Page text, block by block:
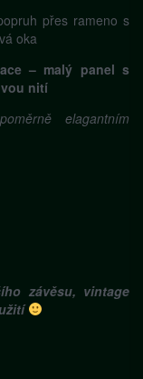
přes rameno s
oka
– malý panel s
nití
elagantním
závěsu, vintage